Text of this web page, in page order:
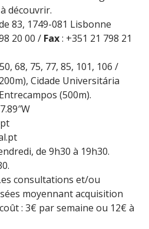
découvrir.
83, 1749-081 Lisbonne
20 00 / Fax: +351 21 798 21
68, 75, 77, 85, 101, 106 /
Cidade Universitária
(500m).
de 9h30 à 19h30.
consultations et/ou
moyennant acquisition
: 3€ par semaine ou 12€ à